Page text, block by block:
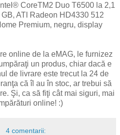
CoreTM2 Duo T6500 la 2,1
ATI Radeon HD4330 512
Premium, negru, display
online de la eMAG, le furnizez
un produs, chiar dacă e
de livrare este trecut la 24 de
că îl au în stoc, ar trebui să
Şi, ca să fiţi cât mai siguri, mai
online! :)
4 comentarii: